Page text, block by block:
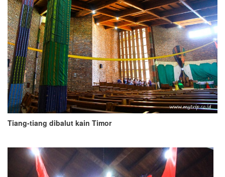
Tiang-tiang dibalut kain Timor